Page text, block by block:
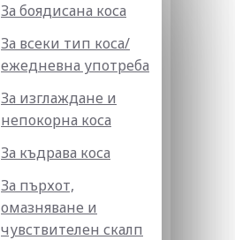
За боядисана коса
За всеки тип коса/
ежедневна употреба
За изглаждане и
непокорна коса
За къдрава коса
За пърхот,
омазняване и
чувствителен скалп